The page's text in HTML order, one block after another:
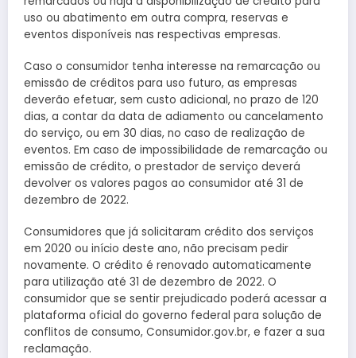
uso ou abatimento em outra compra, reservas e
eventos disponíveis nas respectivas empresas.
Caso o consumidor tenha interesse na remarcação ou
emissão de créditos para uso futuro, as empresas
deverão efetuar, sem custo adicional, no prazo de 120
dias, a contar da data de adiamento ou cancelamento
do serviço, ou em 30 dias, no caso de realização de
eventos. Em caso de impossibilidade de remarcação ou
emissão de crédito, o prestador de serviço deverá
devolver os valores pagos ao consumidor até 31 de
dezembro de 2022.
Consumidores que já solicitaram crédito dos serviços
em 2020 ou início deste ano, não precisam pedir
novamente. O crédito é renovado automaticamente
para utilização até 31 de dezembro de 2022. O
consumidor que se sentir prejudicado poderá acessar a
plataforma oficial do governo federal para solução de
conflitos de consumo, Consumidor.gov.br, e fazer a sua
reclamação.